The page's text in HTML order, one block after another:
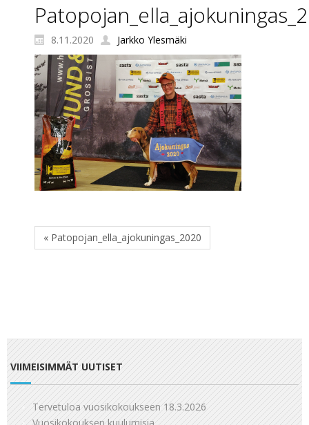
8.11.2020 Jarkko Ylesmäki
« Patopojan_ella_ajokuningas_2020
VIIMEISIMMÄT UUTISET
Tervetuloa vuosikokoukseen 18.3.2026